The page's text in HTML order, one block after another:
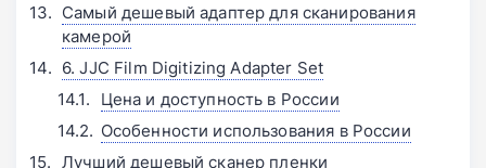
Самый дешевый адаптер для сканирования
камерой
6. JJC Film Digitizing Adapter Set
Цена и доступность в России
Особенности использования в России
Лучший дешевый сканер пленки